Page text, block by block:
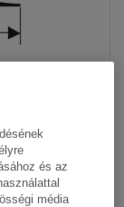
és az
média